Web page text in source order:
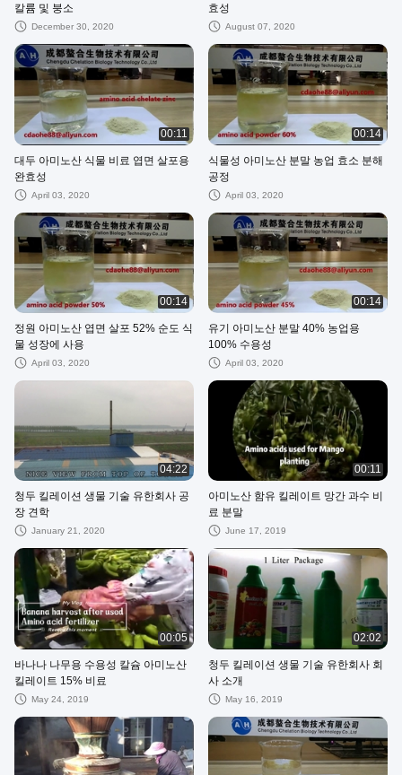
칼륨 및 붕소
December 30, 2020
효성
August 07, 2020
00:11
대두 아미노산 식물 비료 엽면 살포용
완효성
April 03, 2020
00:14
식물성 아미노산 분말 농업 효소 분해
공정
April 03, 2020
00:14
정원 아미노산 엽면 살포 52% 순도 식
물 성장에 사용
April 03, 2020
00:14
유기 아미노산 분말 40% 농업용
100% 수용성
April 03, 2020
04:22
청두 킬레이션 생물 기술 유한회사 공
장 견학
January 21, 2020
00:11
아미노산 함유 킬레이트 망간 과수 비
료 분말
June 17, 2019
00:05
바나나 나무용 수용성 칼슘 아미노산
킬레이트 15% 비료
May 24, 2019
02:02
청두 킬레이션 생물 기술 유한회사 회
사 소개
May 16, 2019